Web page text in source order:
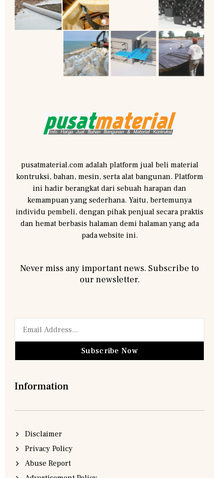
pusatmaterial.com adalah platform jual beli material
kontruksi, bahan, mesin, serta alat bangunan. Platform
ini hadir berangkat dari sebuah harapan dan
kemampuan yang sederhana. Yaitu, bertemunya
individu pembeli, dengan pihak penjual secara praktis
dan hemat berbasis halaman demi halaman yang ada
pada website ini.
Never miss any important news. Subscribe to
our newsletter.
Subscribe Now
Information
Disclaimer
Privacy Policy
Abuse Report